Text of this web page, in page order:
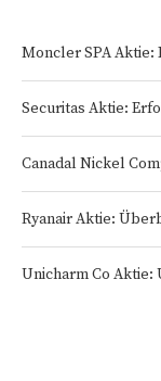
Moncler SPA Aktie:
Securitas Aktie:
Canadal Nickel
Ryanair Aktie:
Unicharm Co Aktie: